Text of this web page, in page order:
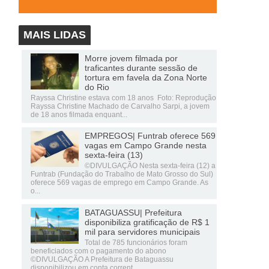
MAIS LIDAS
Morre jovem filmada por
traficantes durante sessão de
tortura em favela da Zona Norte
do Rio
Rayssa Christine estava com 18 anos Foto: Reprodução
Rayssa Christine Machado de Carvalho Sarpi, a jovem
de 18 anos filmada enquant...
EMPREGOS| Funtrab oferece 569
vagas em Campo Grande nesta
sexta-feira (13)
©DIVULGAÇÃO Nesta sexta-feira (12) a
Funtrab (Fundação do Trabalho de Mato Grosso do Sul)
oferece 569 vagas de emprego em Campo Grande. As
o...
BATAGUASSU| Prefeitura
disponibiliza gratificação de R$ 1
mil para servidores municipais
Total de 785 funcionários foram
beneficiados com o pagamento do abono
©DIVULGAÇÃO A Prefeitura de Bataguassu